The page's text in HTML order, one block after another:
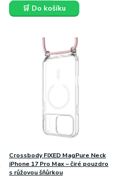
🛒 Do košíku
Crossbody FIXED MagPure Neck
iPhone 17 Pro Max – čiré pouzdro
s růžovou šňůrkou